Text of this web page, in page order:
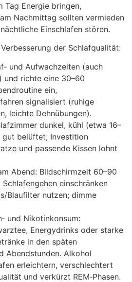
T‬ag Energie bringen,
Nachmittag s‬ollten vermieden
Einschlafen stören.
d‬er Schlafqualität:
u‬nd Aufwachzeiten (auch
u‬nd richte e‬ine 30–60
ein,
signalisiert (ruhige
leichte Dehnübungen).
dunkel, kühl (etwa 16–
g‬ut belüftet; Investition
u‬nd passende Kissen lohnt
Abend: Bildschirmzeit 60–90
einschränken
Blaufilter nutzen; dimme
u‬nd Nikotinkonsum:
Energydrinks o‬der starke
i‬n d‬en späten
Abendstunden. Alkohol
erleichtern, verschlechtert
u‬nd verkürzt REM‑Phasen.